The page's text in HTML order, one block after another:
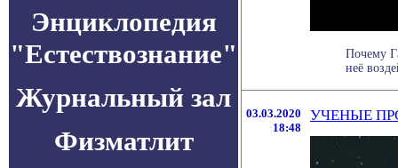
Энциклопедия
"Естествознание"
Журнальный зал
Физматлит
Почему
неё
03.03.2020
18:48
УЧЕНЫЕ